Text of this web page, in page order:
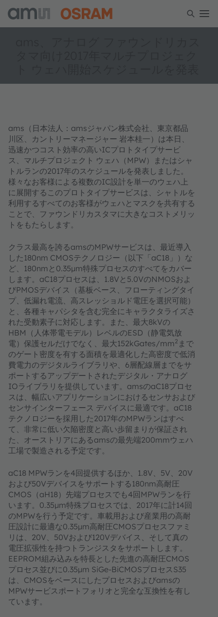
ams（日本法人：amsジャパン株式会社、東京都品
川区、カントリーマネージャー 岩本桂一）は本日、
迅速かつコスト効率の高いICプロトタイプサービ
ス、マルチプロジェクト ウェハ（MPW）またはシャ
トルランの2017年のスケジュールを発表しました。
様々なお客様による複数のIC設計を単一のウェハ上
に展開するこのプロトタイプサービスは、シャトルを
利用するすべてのお客様がウェハとマスクを共有する
ことで、ファウンドリカスタマに大きなコストメリッ
トをもたらします。
クラス最高を誇るamsのMPWサービスは、最近導入
した180nm CMOSテクノロジー（以下「aC18」）な
ど、180nmと0.35μm特殊プロセスのすべてをカバー
します。aC18プロセスは、1.8Vと5.0VのNMOSおよ
びPMOSデバイス（基板ベース、フローティングタイ
プ、低漏れ電流、高スレッショルド電圧を選択可能）
と、各種キャパシタを含む完全にキャラクタライズさ
れた受動素子に対応します。また、最大8kVの
HBM（人体帯電モデル）レベルのESD（静電気放
電）保護セルだけでなく、最大152kGates/mm2 まで
のゲート密度を有する面積を最適化した高密度で低消
費電力のデジタルライブラリや、6層配線層までをサ
ポートするアップデートされたデジタル・アナログ
IOライブラリを提供しています。amsのaC18プロセ
スは、幅広いアプリケーションにおけるセンサおよび
センサインターフェース デバイスに最適です。aC18
テクノロジーを採用した2017年のMPWランはすべ
て、非常に低い欠陥密度と高い歩留まりが保証され
た、オーストリアにあるamsの最先端200mmウェハ
工場で製造される予定です。
aC18 MPWランを4回提供するほか、1.8V、5V、20V
および50Vデバイスをサポートする180nm高耐圧
CMOS（aH18）先端プロセスでも4回MPWランを行
います。0.35μm特殊プロセスでは、2017年に計14回
のMPWを行う予定です。車載用および産業用の高耐
圧設計に最適な0.35μm高耐圧CMOSプロセスファミ
リは、20V、50Vおよび120Vデバイス、そして真の
電圧拡張性を持つトランジスタをサポートします。
EEPROM組み込みを特長とした先進の高耐圧CMOS
プロセス並びに0.35μm SiGe-BiCMOSプロセスS35
は、CMOSをベースにしたプロセスおよびamsの
MPWサービスポートフォリオと完全な互換性を有し
ています。